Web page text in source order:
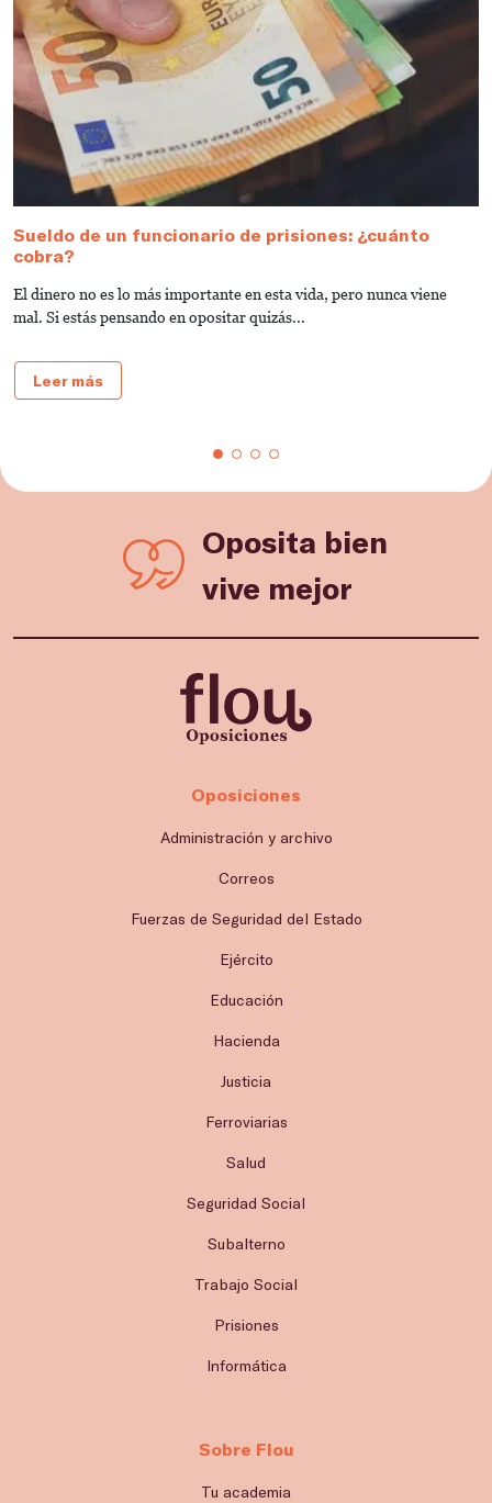
Sueldo de un funcionario de prisiones: ¿cuánto
cobra?
El dinero no es lo más importante en esta vida, pero nunca viene
mal. Si estás pensando en opositar quizás...
Leer más
Oposita bien
vive mejor
Oposiciones
Administración y archivo
Correos
Fuerzas de Seguridad del Estado
Ejército
Educación
Hacienda
Justicia
Ferroviarias
Salud
Seguridad Social
Subalterno
Trabajo Social
Prisiones
Informática
Sobre Flou
Tu academia